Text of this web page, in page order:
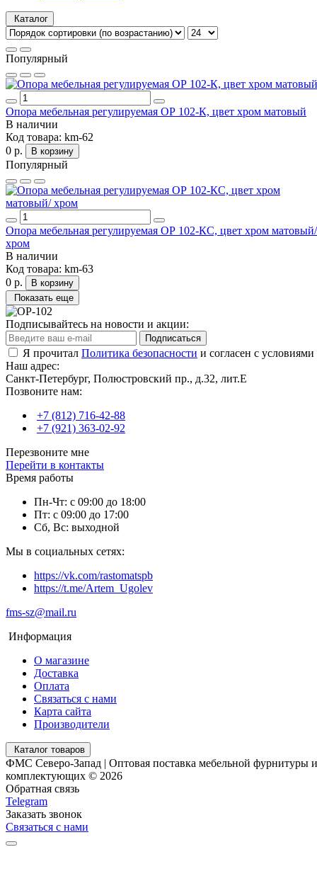
Каталог
Популярный
Опора мебельная регулируемая ОР 102-К, цвет хром матовый
В наличии
Код товара: km-62
0 р.
В корзину
Популярный
Опора мебельная регулируемая ОР 102-КС, цвет хром матовый/
хром
В наличии
Код товара: km-63
0 р.
В корзину
Показать еще
Подписывайтесь на новости и акции:
Подписаться
Я прочитал Политика безопасности и согласен с условиями
Наш адрес:
Санкт-Петербург, Полюстровский пр., д.32, лит.Е
Позвоните нам:
+7 (812) 716-42-88
+7 (921) 363-02-92
Перезвоните мне
Перейти в контакты
Время работы
Пн-Чт: с 09:00 до 18:00
Пт: с 09:00 до 17:00
Сб, Вс: выходной
Мы в социальных сетях:
https://vk.com/rastomatspb
https://t.me/Artem_Ugolev
fms-sz@mail.ru
Информация
О магазине
Доставка
Оплата
Связаться с нами
Карта сайта
Производители
Каталог товаров
ФМС Северо-Запад | Оптовая поставка мебельной фурнитуры и
комплектующих © 2026
Обратная связь
Telegram
Заказать звонок
Связаться с нами